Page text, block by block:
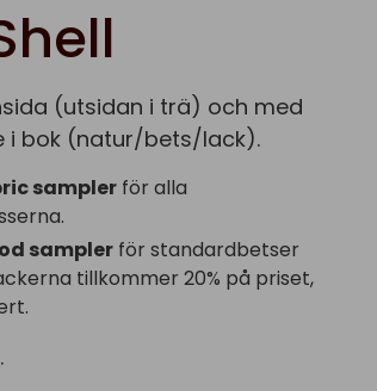
(utsidan i trä) och med
i bok (natur/bets/lack).
samplerför alla
samplerför standardbetser
tillkommer 20% på priset,